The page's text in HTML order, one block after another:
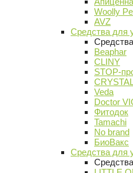
Woolly
AVZ
Средства для
Beaphar
CLINY
STOP-
Veda
Doctor
Фитодок
Tamachi
No brand
БиоВакс
Средства для